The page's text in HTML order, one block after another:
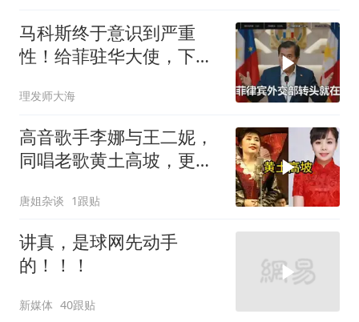
马科斯终于意识到严重
性！给菲驻华大使，下达
理发师大海
高音歌手李娜与王二妮，
同唱老歌黄土高坡，更喜
唐姐杂谈 1跟贴
讲真，是球网先动手
的！！！
新媒体 40跟贴